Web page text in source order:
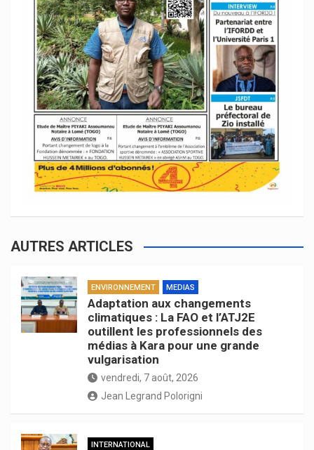
AUTRES ARTICLES
ENVIRONNEMENT MEDIAS
Adaptation aux changements
climatiques : La FAO et l’ATJ2E
outillent les professionnels des
médias à Kara pour une grande
vulgarisation
vendredi, 7 août, 2026
Jean Legrand Polorigni
INTERNATIONAL